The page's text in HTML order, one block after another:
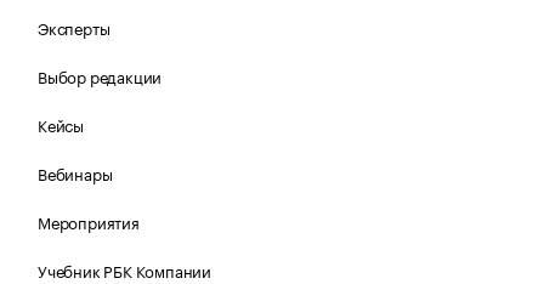
Эксперты
Выбор редакции
Кейсы
Вебинары
Мероприятия
Учебник РБК Компании